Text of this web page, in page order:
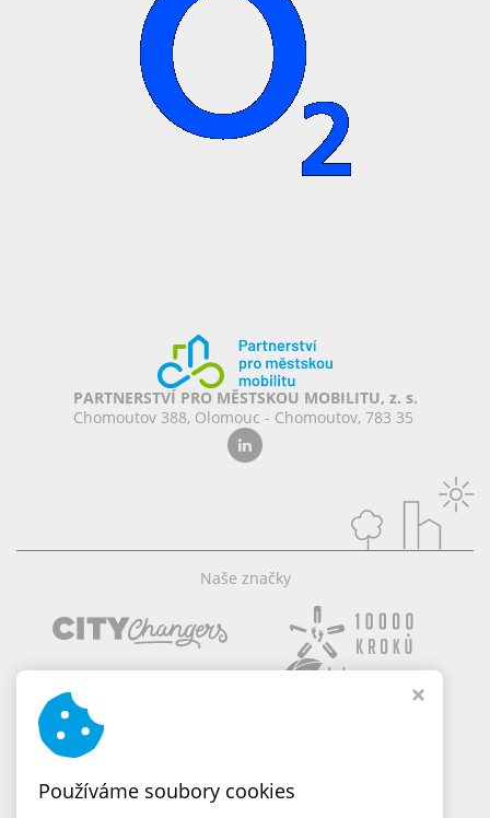
PARTNERSTVÍ PRO MĚSTSKOU MOBILITU, z. s.
Chomoutov 388, Olomouc - Chomoutov, 783 35
Naše značky
Používáme soubory cookies